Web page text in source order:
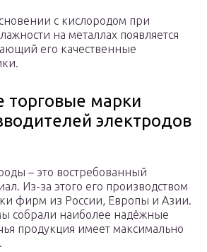
с кислородом при
на металлах появляется
его качественные
торговые марки
электродов
– это востребованный
Из-за этого его производством
фирм из России, Европы и Азии.
собрали наиболее надёжные
продукция имеет максимально